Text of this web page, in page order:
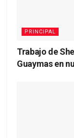
PRINCIPAL
Trabajo de
Guaymas en